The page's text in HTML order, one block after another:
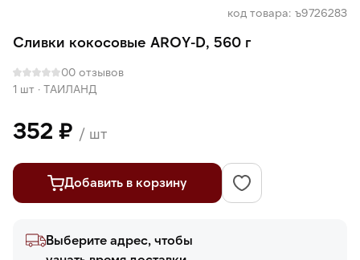
код товара: ъ9726283
Сливки кокосовые AROY-D, 560 г
00 отзывов
1 шт · ТАИЛАНД
352 ₽ / шт
Добавить в корзину
Выберите адрес, чтобы